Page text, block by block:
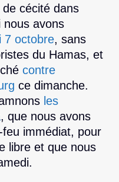
cécité dans
nous avons
7 octobre, sans
du Hamas, et
contre
ce dimanche.
les
, que nous avons
immédiat, pour
libre et que nous